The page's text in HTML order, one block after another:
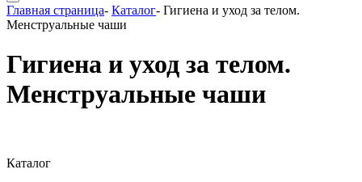
Главная страница- Каталог- Гигиена и уход за телом.
Менструальные чаши
Гигиена и уход за телом.
Менструальные чаши
Каталог